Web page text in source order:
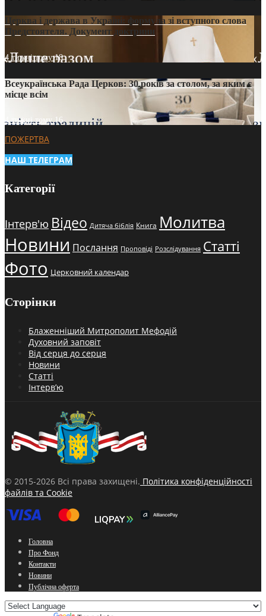
Церква і держава в Україні: формула зі вступного слова
Предстоятеля. Документ доктрини
4 тижні тому18
Всеукраїнська Рада Церков: 30 років за столом, за яким є
місце всім
4 тижні тому16
ПОЖЕРТВА
НАШ ТЕЛЕГРАМ
Категорії
Інтерв'ю Відео Дитяча біблія Книга Молитва
Новини Послання Проповіді Розслідування Статті
Фото Церковний календар
Сторінки
Блаженніший Митрополит Мефодій
Духовний заповіт
Від серця до серця
Новини
Статті
Інтерв’ю
© 2015-2026 Всі права захищені. Політика конфіденційності
файлів та Cookie
Головна
Про Фонд
Контакти
Новини
Публічна оферта